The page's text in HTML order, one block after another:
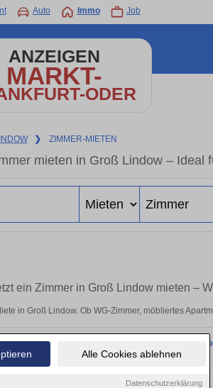
Alle Cookies ablehnen
Datenschutzerklärung
Auto Immo Job
ANZEIGEN
MARKT-
ODER
❯ ZIMMER-MIETEN
mieten in Groß Lindow – Ideal
ein Zimmer in Groß Lindow mieten –
in Groß Lindow. Ob WG-Zimmer, möbliertes
Objekte finden. Schauen Sie bald wieder